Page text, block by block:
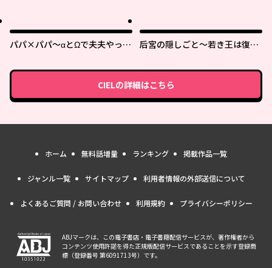
パパ×パパ～αとΩで夫夫やって
后宮の隠しごと～若き王は復讐
CIELの詳細はこちら
ホーム 無料話増量 ランキング 掲載作品一覧
ジャンル一覧 サイトマップ 利用者情報の外部送信について
よくあるご質問 / お問い合わせ 利用規約 プライバシーポリシー
ABJマークは、この電子書店・電子書籍配信サービスが、著作権者から
コンテンツ使用許諾を得た正規版配信サービスであることを示す登録商
標（登録番号 第6091713号）です。